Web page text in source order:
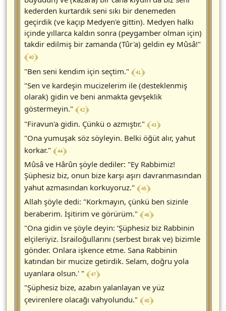
kederden kurtardık seni sıkı bir denemeden
geçirdik (ve kaçıp Medyen'e gittin). Medyen halkı
içinde yıllarca kaldın sonra (peygamber olman için)
takdir edilmiş bir zamanda (Tûr'a) geldin ey Mûsâ!"
﴾ 40 ﴿
"Ben seni kendim için seçtim." ﴾ 41 ﴿
"Sen ve kardeşin mucizelerim ile (desteklenmiş
olarak) gidin ve beni anmakta gevşeklik
göstermeyin." ﴾ 42 ﴿
"Firavun'a gidin. Çünkü o azmıştır." ﴾ 43 ﴿
"Ona yumuşak söz söyleyin. Belki öğüt alır, yahut
korkar." ﴾ 44 ﴿
Mûsâ ve Hârûn şöyle dediler: "Ey Rabbimiz!
Şüphesiz biz, onun bize karşı aşırı davranmasından
yahut azmasından korkuyoruz." ﴾ 45 ﴿
Allah şöyle dedi: "Korkmayın, çünkü ben sizinle
beraberim. İşitirim ve görürüm." ﴾ 46 ﴿
"Ona gidin ve şöyle deyin: ‘Şüphesiz biz Rabbinin
elçileriyiz. İsrailoğullarını (serbest bırak ve) bizimle
gönder. Onlara işkence etme. Sana Rabbinin
katından bir mucize getirdik. Selam, doğru yola
uyanlara olsun.' " ﴾ 47 ﴿
"Şüphesiz bize, azabın yalanlayan ve yüz
çevirenlere olacağı vahyolundu." ﴾ 48 ﴿